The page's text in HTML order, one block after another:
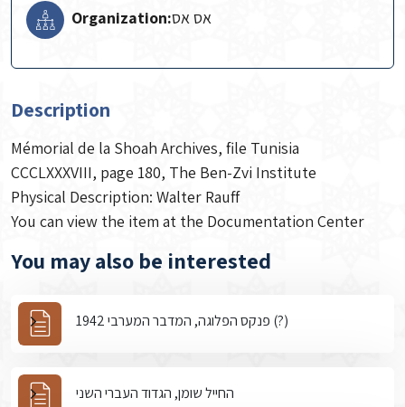
Organization:אס אס
Description
Mémorial de la Shoah Archives, file Tunisia
CCCLXXXVIII, page 180, The Ben-Zvi Institute
Physical Description: Walter Rauff
You can view the item at the Documentation Center
You may also be interested
פנקס הפלוגה, המדבר המערבי 1942 (?)
החייל שומן, הגדוד העברי השני